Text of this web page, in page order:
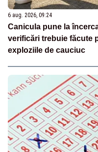
6 aug. 2026, 09:24
Canicula pune la
verificări trebuie făcute
exploziile de cauciuc